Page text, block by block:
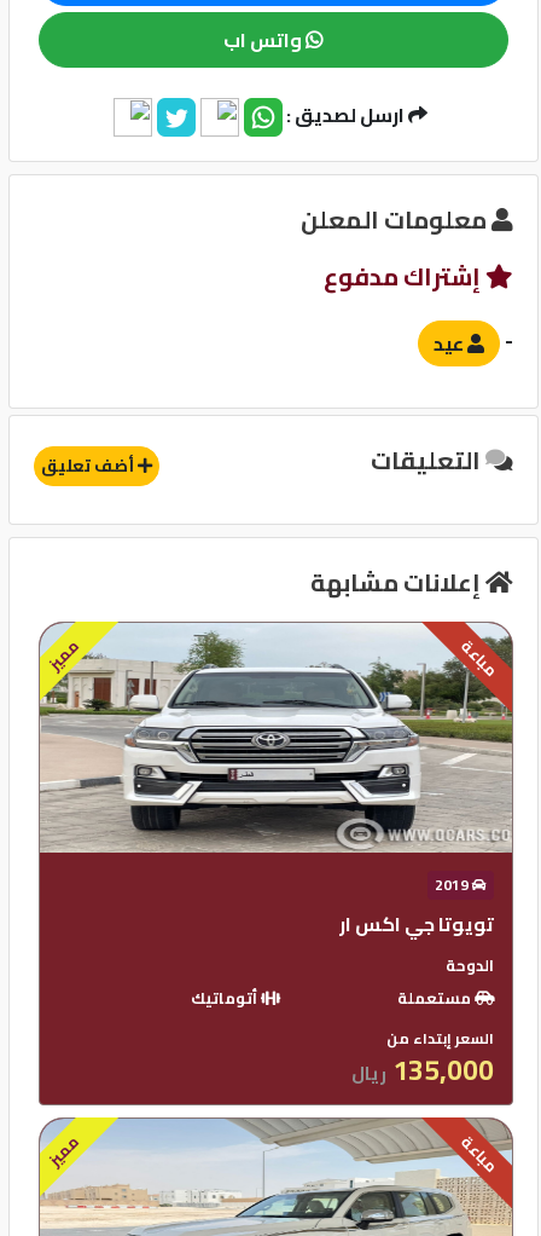
Qatar
Cars
نظام الصوت
وسائل الامان
نظام مانع للانغلاق-ABS
وسادة هوائية للركاب
نظام توزيع قوة الفرامل EBD
حساسات
آخرى
قفل مركزى للابواب
واتس اب
ارسل لصديق :
معلومات المعلن
إشتراك مدفوع
- عيد
التعليقات أضف تعليق
إعلانات مشابهة
مميز مباعة
2019
تويوتا جي اكس ار
الدوحة
مستعملة
أتوماتيك
السعر إبتداء من
135,000 ريال
مميز مباعة